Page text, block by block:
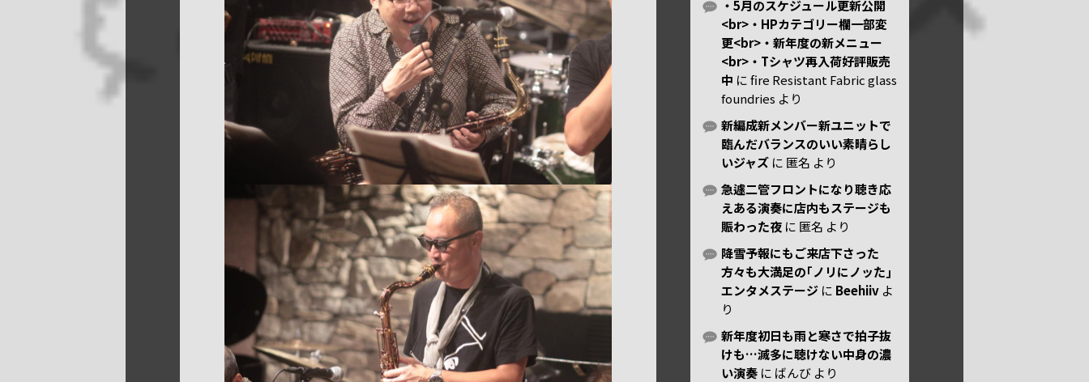
・5月のスケジュール更新公開
<br>・HPカテゴリー欄一部変
更<br>・新年度の新メニュー
<br>・Tシャツ再入荷好評販売
中 にfire Resistant Fabric glass
foundries より
新編成新メンバー新ユニットで
臨んだバランスのいい素晴らし
いジャズ に 匿名 より
急遽二管フロントになり聴き応
えある演奏に店内もステージも
賑わった夜 に 匿名 より
降雪予報にもご来店下さった
方々も大満足の｢ノリにノッた｣
エンタメステージ に Beehiiv よ
り
新年度初日も雨と寒さで拍子抜
けも…滅多に聴けない中身の濃
い演奏 に ばんび より